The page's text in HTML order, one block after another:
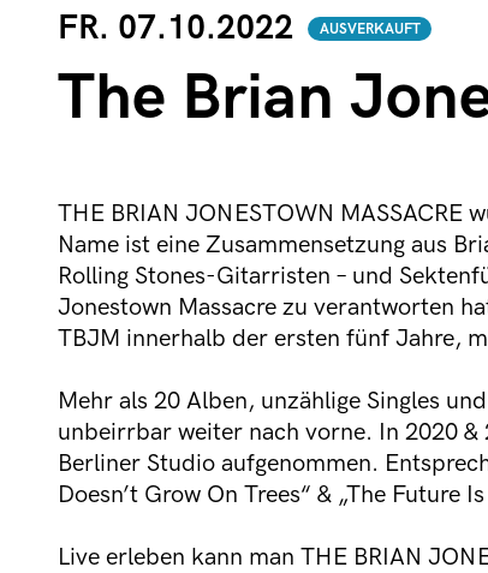
FR. 07.10.2022 AUSVERKAUFT
The Brian
THE BRIAN JONESTOWN MASSACRE
Name ist eine Zusammensetzung aus
Rolling Stones-Gitarristen – und
Jonestown Massacre zu verantworten
TBJM innerhalb der ersten fünf Jahre,
Mehr als 20 Alben, unzählige Singles
unbeirrbar weiter nach vorne. In 2020 &
Berliner Studio aufgenommen.
Doesn’t Grow On Trees“ & „The Future
Live erleben kann man THE BRIAN